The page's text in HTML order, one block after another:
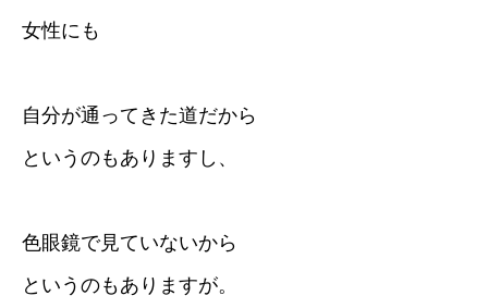
女性にも
自分が通ってきた道だから
というのもありますし、
色眼鏡で見ていないから
というのもありますが。